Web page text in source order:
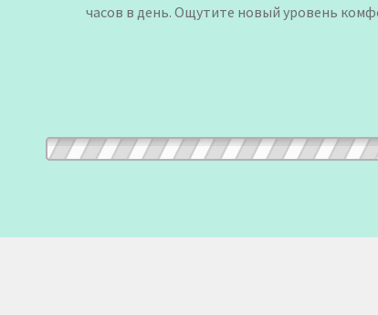
часов в день. Ощутите новый уровень